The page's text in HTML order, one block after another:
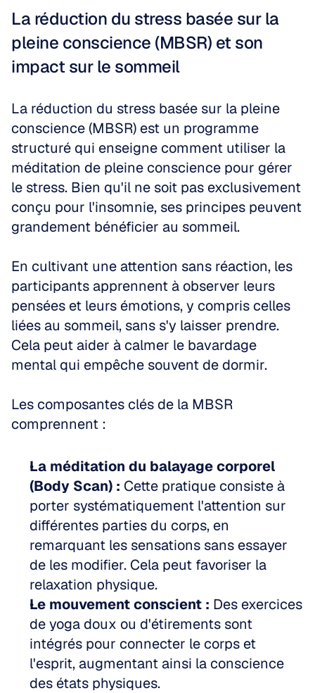
La réduction du stress basée sur la
pleine conscience (MBSR) et son
impact sur le sommeil
La réduction du stress basée sur la pleine
conscience (MBSR) est un programme
structuré qui enseigne comment utiliser la
méditation de pleine conscience pour gérer
le stress. Bien qu'il ne soit pas exclusivement
conçu pour l'insomnie, ses principes peuvent
grandement bénéficier au sommeil.
En cultivant une attention sans réaction, les
participants apprennent à observer leurs
pensées et leurs émotions, y compris celles
liées au sommeil, sans s'y laisser prendre.
Cela peut aider à calmer le bavardage
mental qui empêche souvent de dormir.
Les composantes clés de la MBSR
comprennent :
La méditation du balayage corporel
(Body Scan) : Cette pratique consiste à
porter systématiquement l'attention sur
différentes parties du corps, en
remarquant les sensations sans essayer
de les modifier. Cela peut favoriser la
relaxation physique.
Le mouvement conscient : Des exercices
de yoga doux ou d'étirements sont
intégrés pour connecter le corps et
l'esprit, augmentant ainsi la conscience
des états physiques.